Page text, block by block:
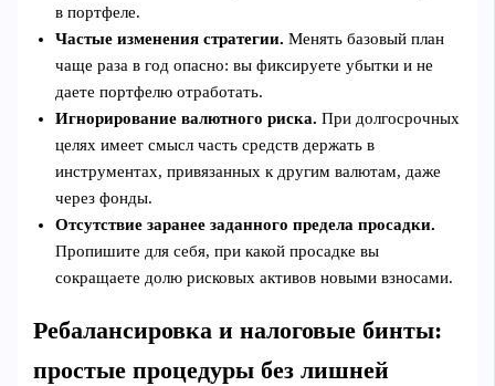
в портфеле.
Частые изменения стратегии. Менять базовый план
чаще раза в год опасно: вы фиксируете убытки и не
даете портфелю отработать.
Игнорирование валютного риска. При долгосрочных
целях имеет смысл часть средств держать в
инструментах, привязанных к другим валютам, даже
через фонды.
Отсутствие заранее заданного предела просадки.
Пропишите для себя, при какой просадке вы
сокращаете долю рисковых активов новыми взносами.
Ребалансировка и налоговые бинты:
простые процедуры без лишней